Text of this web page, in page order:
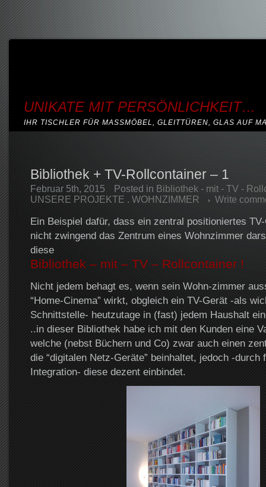
UNIKATE MIT PERSÖNLICHKEIT…
IHR TISCHLER FÜR MASSMÖBEL, GLEITTÜREN, GLAS AUF
Bibliothek + TV-Rollcontainer – 1
Februar 5th, 2015 Posted in Bibliothek - mit - TV -
UNSERE PROJEKTE . WOHNZIMMER Write
Ein Beispiel dafür, dass ein zentral positioniertes
nicht zwingend das Zentrum eines Wohnzimmer
diese
Bibliothek – mit – TV – Rollcontainer !
Nicht jedem behagt es, wenn sein Wohn-zimmer
“Home-Cinema” wirkt, obgleich ein TV-Gerät -als
Schnittstelle- heutzutage in (fast) jedem Haushalt
..in dieser Bibliothek habe ich mit den Kunden eine
welche (nebst Büchern und Co) zwar auch einen
die “digitalen Netz-Geräte” beinhaltet, jedoch -durch
Integration- diese dezent einbindet.